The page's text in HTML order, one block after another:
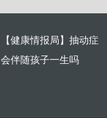
【健康情报局】抽动症
会伴随孩子一生吗